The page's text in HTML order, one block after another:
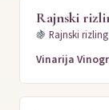
Rajnski
🍇 Rajnski rizling
Vinarija